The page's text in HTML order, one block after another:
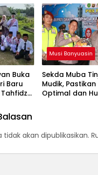
Buka
Baru
Musi Banyuasin
Sekda Muba
Mudik,
Optimal dan
akan dipublikasikan.